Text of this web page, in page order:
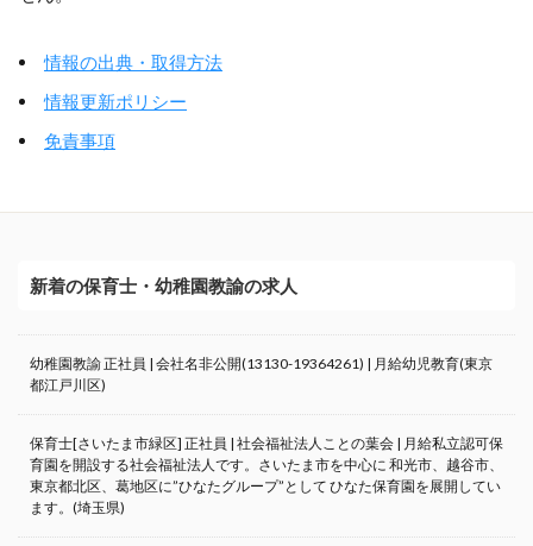
情報の出典・取得方法
情報更新ポリシー
免責事項
新着の保育士・幼稚園教諭の求人
幼稚園教諭 正社員 | 会社名非公開(13130-19364261) | 月給幼児教育(東京
都江戸川区)
保育士[さいたま市緑区] 正社員 | 社会福祉法人ことの葉会 | 月給私立認可保
育園を開設する社会福祉法人です。さいたま市を中心に 和光市、越谷市、
東京都北区、葛地区に”ひなたグループ”として ひなた保育園を展開してい
ます。(埼玉県)